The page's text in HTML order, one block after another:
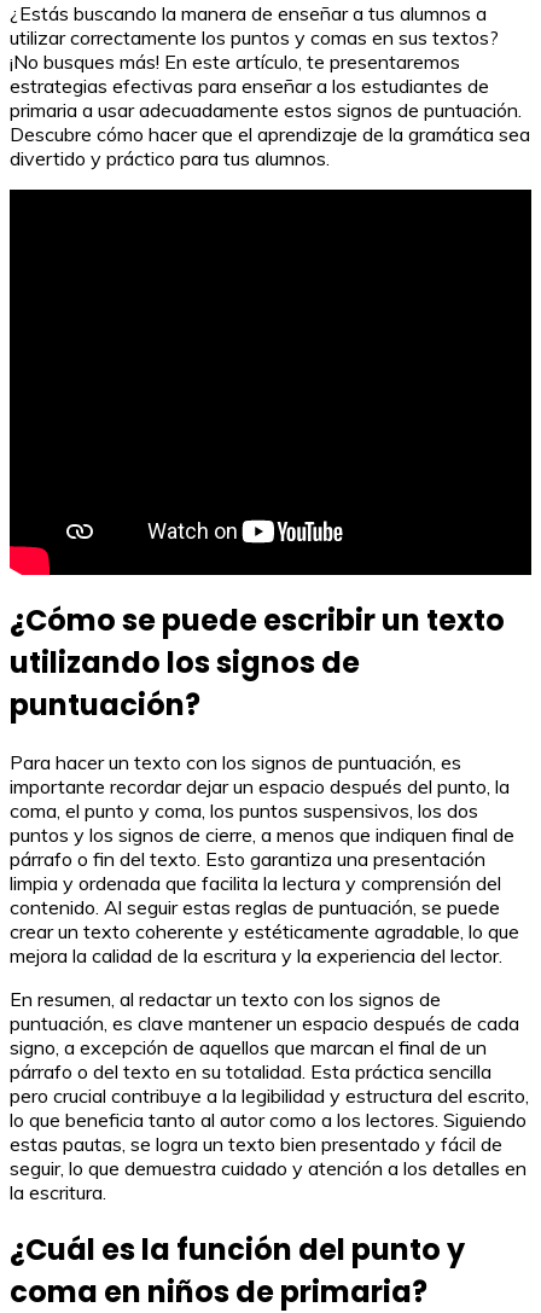
¿Estás buscando la manera de enseñar a tus alumnos a
utilizar correctamente los puntos y comas en sus textos?
¡No busques más! En este artículo, te presentaremos
estrategias efectivas para enseñar a los estudiantes de
primaria a usar adecuadamente estos signos de puntuación.
Descubre cómo hacer que el aprendizaje de la gramática sea
divertido y práctico para tus alumnos.
¿Cómo se puede escribir un texto
utilizando los signos de
puntuación?
Para hacer un texto con los signos de puntuación, es
importante recordar dejar un espacio después del punto, la
coma, el punto y coma, los puntos suspensivos, los dos
puntos y los signos de cierre, a menos que indiquen final de
párrafo o fin del texto. Esto garantiza una presentación
limpia y ordenada que facilita la lectura y comprensión del
contenido. Al seguir estas reglas de puntuación, se puede
crear un texto coherente y estéticamente agradable, lo que
mejora la calidad de la escritura y la experiencia del lector.
En resumen, al redactar un texto con los signos de
puntuación, es clave mantener un espacio después de cada
signo, a excepción de aquellos que marcan el final de un
párrafo o del texto en su totalidad. Esta práctica sencilla
pero crucial contribuye a la legibilidad y estructura del escrito,
lo que beneficia tanto al autor como a los lectores. Siguiendo
estas pautas, se logra un texto bien presentado y fácil de
seguir, lo que demuestra cuidado y atención a los detalles en
la escritura.
¿Cuál es la función del punto y
coma en niños de primaria?